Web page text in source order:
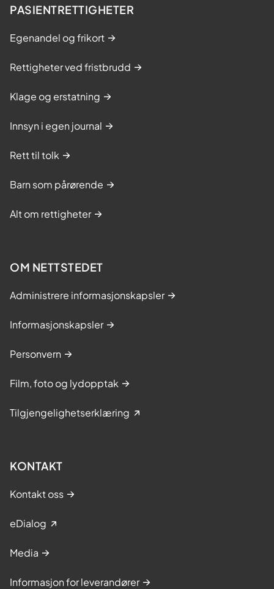
PASIENTRETTIGHETER
Egenandel og frikort
Rettigheter ved fristbrudd
Klage og erstatning
Innsyn i egen journal
Rett til tolk
Barn som pårørende
Alt om rettigheter
OM NETTSTEDET
Administrere informasjonskapsler
Informasjonskapsler
Personvern
Film, foto og lydopptak
Tilgjengelighetserklæring
KONTAKT
Kontakt oss
eDialog
Media
Informasjon for leverandører